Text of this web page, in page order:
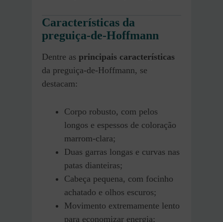
Características da
preguiça-de-Hoffmann
Dentre as principais características
da preguiça-de-Hoffmann, se
destacam:
Corpo robusto, com pelos
longos e espessos de coloração
marrom-clara;
Duas garras longas e curvas nas
patas dianteiras;
Cabeça pequena, com focinho
achatado e olhos escuros;
Movimento extremamente lento
para economizar energia;